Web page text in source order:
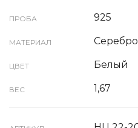
ПРОБА 925
МАТЕРИАЛ Серебро
ЦВЕТ Белый
ВЕС 1,67